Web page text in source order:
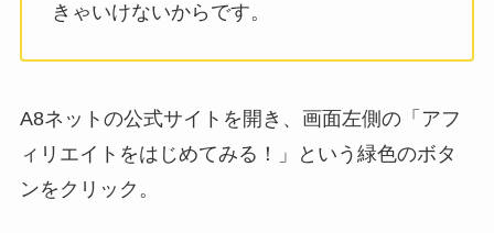
きゃいけないからです。
A8ネットの公式サイトを開き、画面左側の「アフ
ィリエイトをはじめてみる！」という緑色のボタ
ンをクリック。